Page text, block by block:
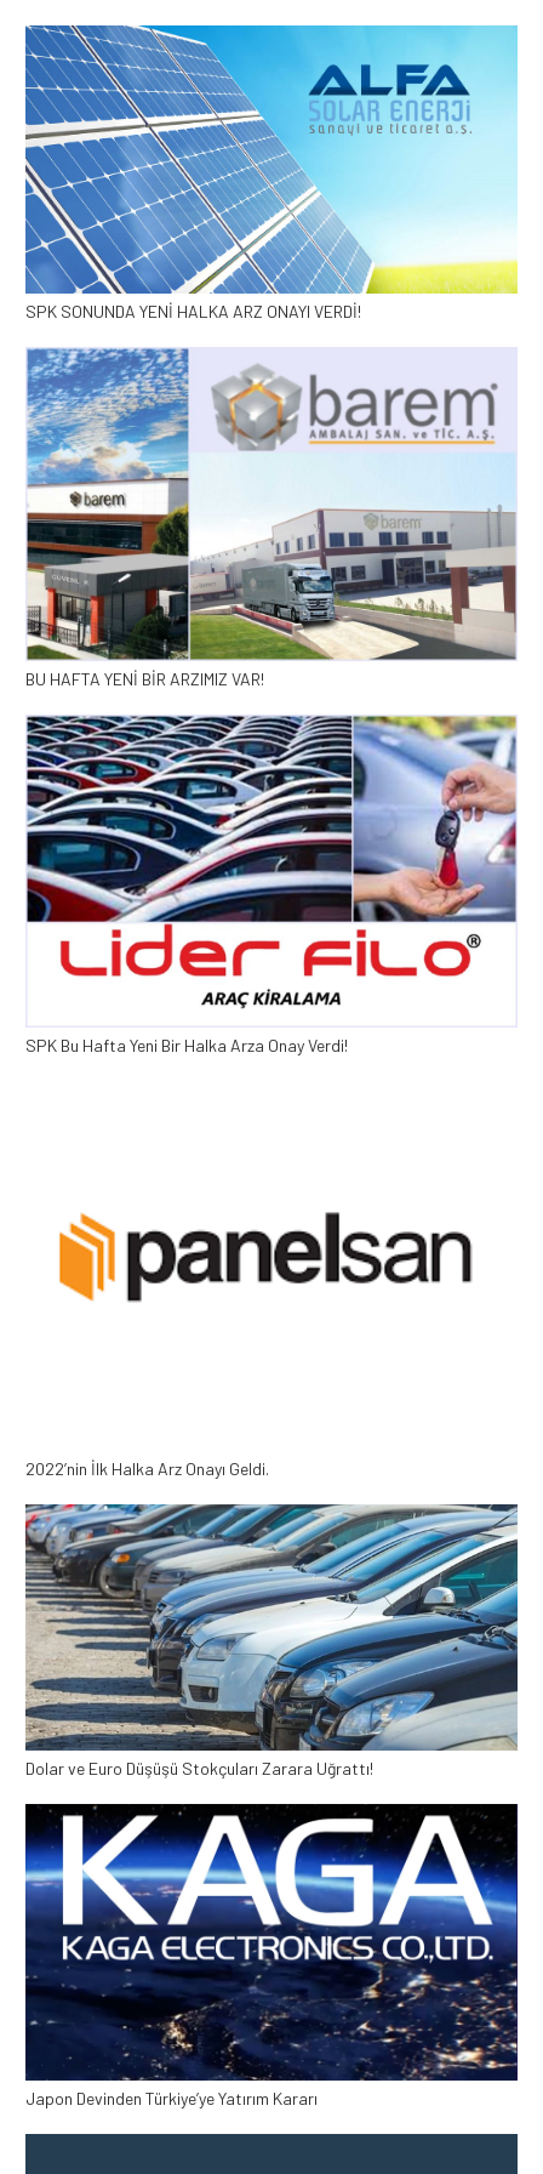
SPK SONUNDA YENİ HALKA ARZ ONAYI VERDİ!
BU HAFTA YENİ BİR ARZIMIZ VAR!
SPK Bu Hafta Yeni Bir Halka Arza Onay Verdi!
2022’nin İlk Halka Arz Onayı Geldi.
Dolar ve Euro Düşüşü Stokçuları Zarara Uğrattı!
Japon Devinden Türkiye’ye Yatırım Kararı